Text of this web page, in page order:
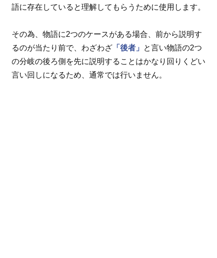
語に存在していると理解してもらうために使用します。
その為、物語に2つのケースがある場合、前から説明す
るのが当たり前で、わざわざ 「後者」
と言い物語の2つ
の分岐の後ろ側を先に説明することはかなり回りくどい
言い回しになるため、通常では行いません。